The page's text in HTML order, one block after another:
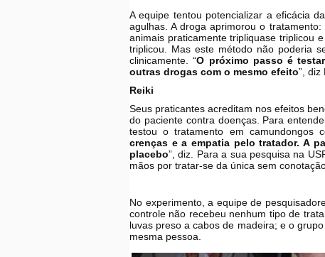
A equipe tentou potencializar a eficácia
agulhas. A droga aprimorou o
animais praticamente tripliquase triplicou
triplicou. Mas este método não poderia
clinicamente. “O próximo passo é
outras drogas com o mesmo efeito”, diz
Reiki
Seus praticantes acreditam nos efeitos
do paciente contra doenças. Para
testou o tratamento em camundongos
crenças e a empatia pelo tratador. A
placebo”, diz. Para a sua pesquisa na
mãos por tratar-se da única sem
No experimento, a equipe de
controle não recebeu nenhum tipo de
luvas preso a cabos de madeira; e o
mesma pessoa.